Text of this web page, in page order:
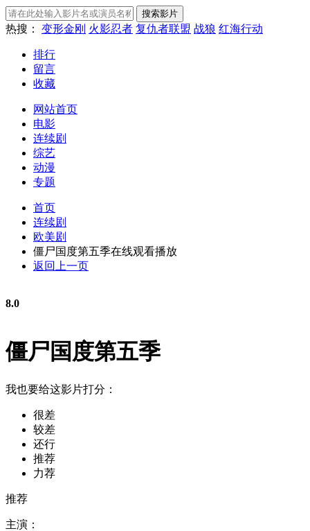
热搜： 变形金刚 火影忍者 复仇者联盟 战狼 红海行动
排行
留言
收藏
网站首页
电影
连续剧
综艺
动漫
专题
首页
连续剧
欧美剧
僵尸国度第五季在线观看播放
返回上一页
8.0
僵尸国度第五季
我也要给这影片打分：
很差
较差
还行
推荐
力荐
推荐
主演：